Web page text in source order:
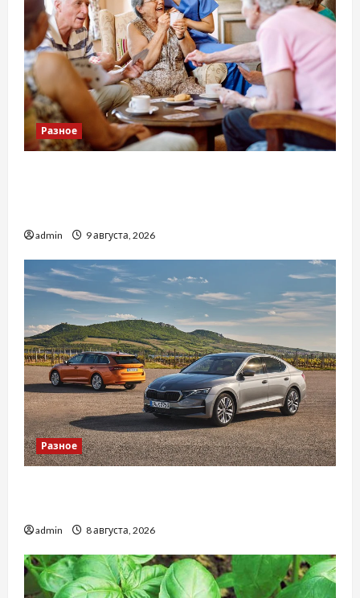
Разное
admin 9 августа, 2026
Разное
admin 8 августа, 2026